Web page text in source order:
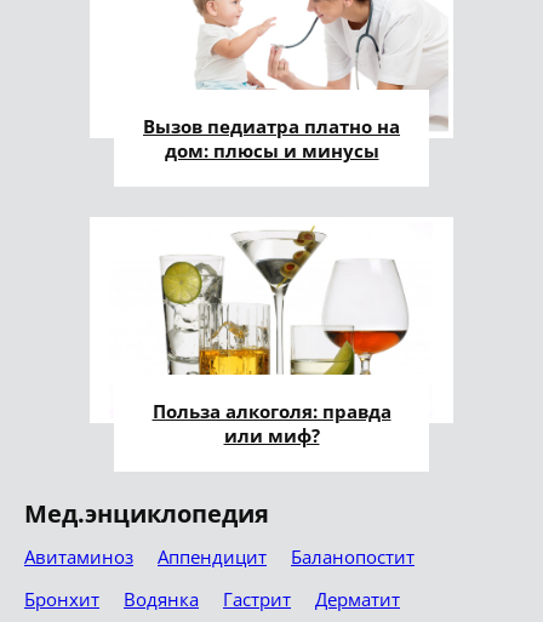
Вызов педиатра платно на
дом: плюсы и минусы
Польза алкоголя: правда
или миф?
Мед.энциклопедия
Авитаминоз Аппендицит
Баланопостит
Бронхит
Водянка Гастрит Дерматит